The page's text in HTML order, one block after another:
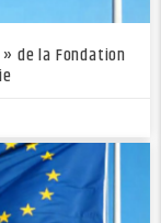
de la Fondation